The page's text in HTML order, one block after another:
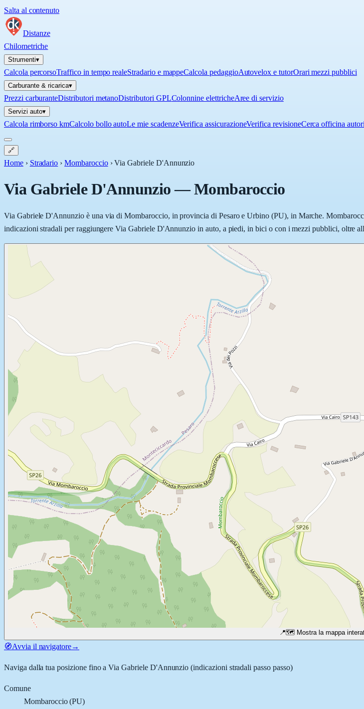
Salta al contenuto
Distanze
Chilometriche
Strumenti▾
Calcola percorsoTraffico in tempo realeStradario e mappeCalcola pedaggioAutovelox e tutorOrari mezzi pubblici
Carburante & ricarica▾
Prezzi carburanteDistributori metanoDistributori GPLColonnine elettricheAree di servizio
Servizi auto▾
Calcola rimborso kmCalcolo bollo autoLe mie scadenzeVerifica assicurazioneVerifica revisioneCerca officina
🔗
Home › Stradario › Mombaroccio ›Via Gabriele D'Annunzio
Via Gabriele D'Annunzio—Mombaroccio
Via Gabriele D'Annunzio è una via di Mombaroccio, in provincia di Pesaro e Urbino (PU), in Marche.
indicazioni stradali per raggiungere Via Gabriele D'Annunzio in auto, a piedi, in bici o con i mezzi pubblici, oltre
📍🗺️ Mostra la mappa
🧭Avvia il navigatore→
Naviga dalla tua posizione fino aVia Gabriele D'Annunzio (indicazioni stradali passo passo)
Comune
Mombaroccio(PU)